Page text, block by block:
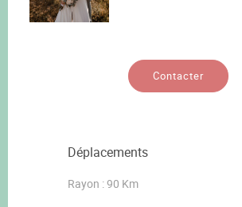
Contacter
Déplacements
Rayon : 90 Km